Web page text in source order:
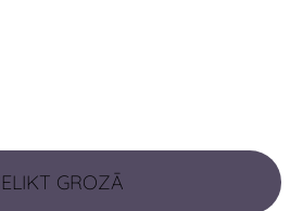
IELIKT GROZĀ